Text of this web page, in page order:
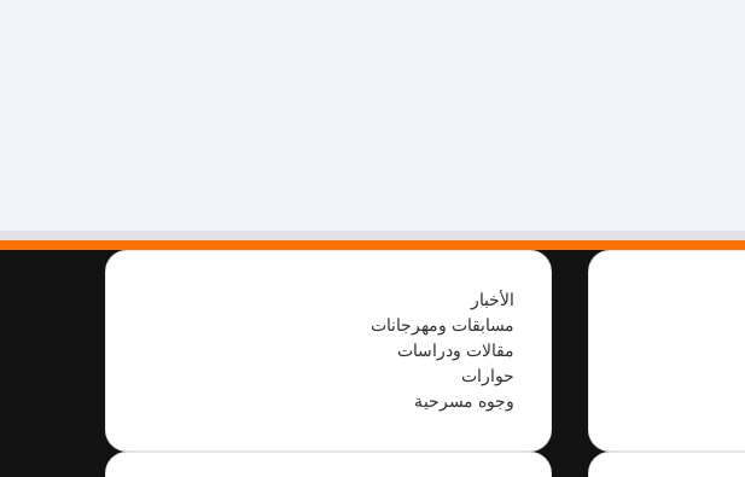
الأخبار
مسابقات ومهرجانات
مقالات ودراسات
حوارات
وجوه مسرحية